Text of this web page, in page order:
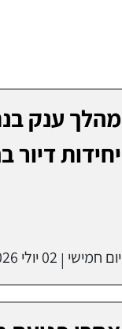
יחידות
יום חמישי | 02 יולי 2026